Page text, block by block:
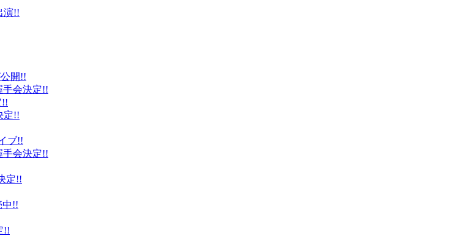
演!!
開!!
手会決定!!
!!
定!!
ブ!!
手会決定!!
定!!
中!!
!!